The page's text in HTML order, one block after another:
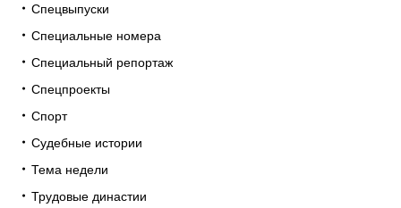
Спецвыпуски
Специальные номера
Специальный репортаж
Спецпроекты
Спорт
Судебные истории
Тема недели
Трудовые династии